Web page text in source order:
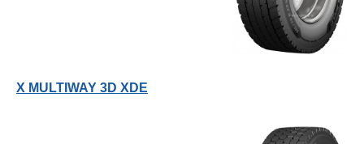
X MULTIWAY 3D XDE